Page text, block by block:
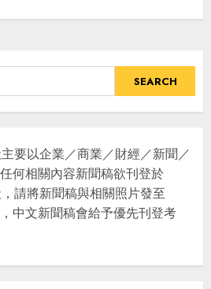
要以企業／商業／財經／新聞／
何相關內容新聞稿欲刊登於
，請將新聞稿與相關照片發至
，中文新聞稿會給予優先刊登考